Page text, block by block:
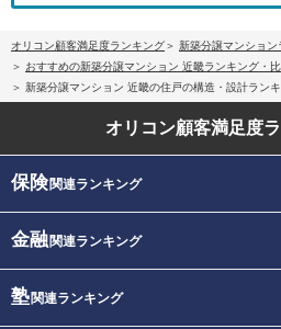
オリコン顧客満足度ランキング
新築分譲マンション
おすすめの新築分譲マンション 近畿ランキング・
新築分譲マンション 近畿の住戸の構造・設計ラン
オリコン顧客満足度
保険関連ランキング
金融関連ランキング
塾関連ランキング